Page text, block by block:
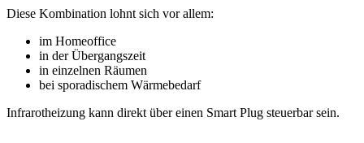
Diese Kombination lohnt sich vor allem:
im Homeoffice
in der Übergangszeit
in einzelnen Räumen
bei sporadischem Wärmebedarf
Infrarotheizung kann direkt über einen Smart Plug steuerbar sein.